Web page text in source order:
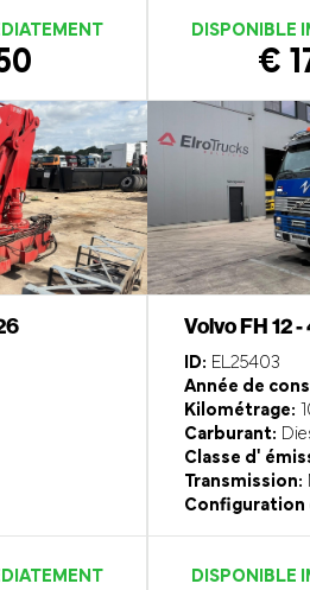
DISPONIBLE
€
Volvo FH 12
ID: EL25403
Année de
Kilométrage:
Carburant:
Classe d'
Transmission:
Configuration
DISPONIBLE